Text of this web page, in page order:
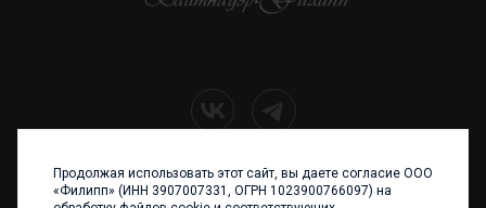
+7 (4012) 960 898
Продолжая использовать этот сайт, вы даете согласие ООО
«Филипп» (ИНН 3907007331, ОГРН 1023900766097) на